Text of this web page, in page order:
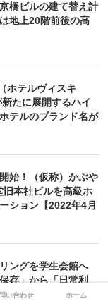
橋ビルの建て替え計
地上20階前後の高
ホテルヴィスキ
たに展開するハイ
テルのブランド名が
始！（仮称）かぶや
本社ビルを高級ホ
ション【2022年4月
ングを学生会館へ
存」から「日常利
、学生交流、循環経
い合わせ ホーム